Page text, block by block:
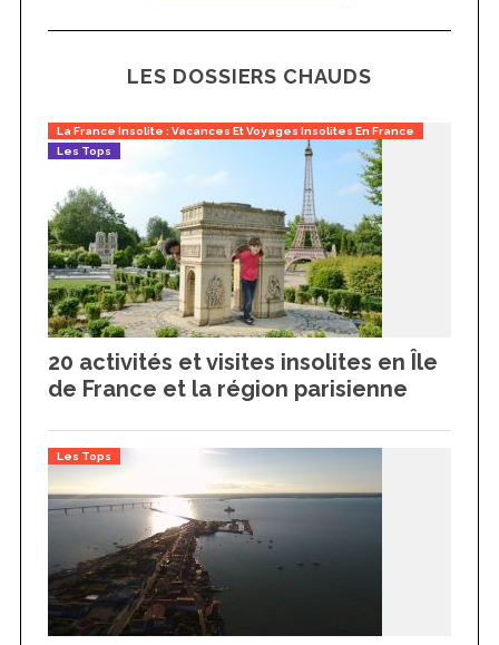
LES DOSSIERS CHAUDS
La France Insolite : Vacances Et Voyages Insolites En France
Les Tops
20 activités et visites insolites en Île
de France et la région parisienne
Les Tops